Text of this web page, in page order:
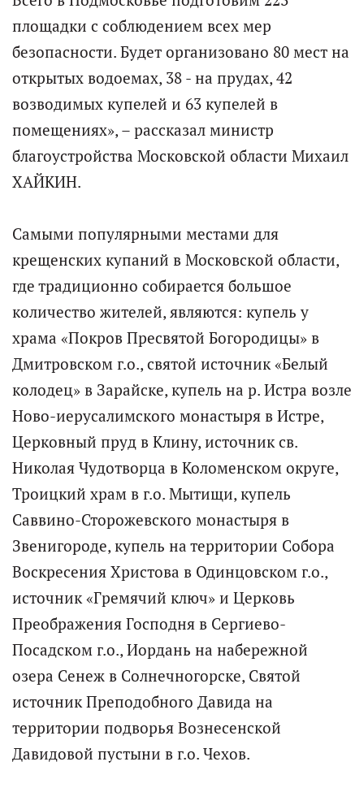
площадки с соблюдением всех мер
безопасности. Будет организовано 80 мест на
открытых водоемах, 38 - на прудах, 42
возводимых купелей и 63 купелей в
помещениях», – рассказал министр
благоустройства Московской области Михаил
ХАЙКИН.
Самыми популярными местами для
крещенских купаний в Московской области,
где традиционно собирается большое
количество жителей, являются: купель у
храма «Покров Пресвятой Богородицы» в
Дмитровском г.о., святой источник «Белый
колодец» в Зарайске, купель на р. Истра возле
Ново-иерусалимского монастыря в Истре,
Церковный пруд в Клину, источник св.
Николая Чудотворца в Коломенском округе,
Троицкий храм в г.о. Мытищи, купель
Саввино-Сторожевского монастыря в
Звенигороде, купель на территории Собора
Воскресения Христова в Одинцовском г.о.,
источник «Гремячий ключ» и Церковь
Преображения Господня в Сергиево-
Посадском г.о., Иордань на набережной
озера Сенеж в Солнечногорске, Святой
источник Преподобного Давида на
территории подворья Вознесенской
Давидовой пустыни в г.о. Чехов.